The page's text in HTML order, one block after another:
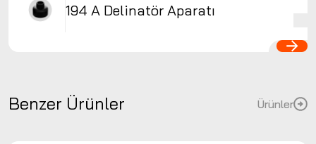
194 A Delinatör Aparatı
Benzer Ürünler Ürünler